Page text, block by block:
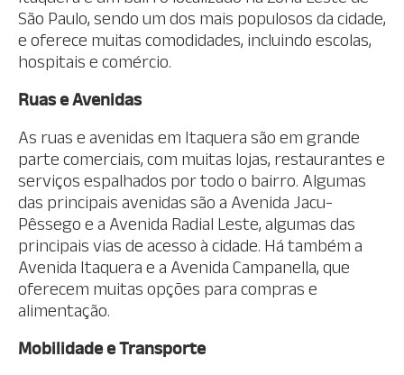
São Paulo, sendo um dos mais populosos da cidade,
e oferece muitas comodidades, incluindo escolas,
hospitais e comércio.
Ruas e Avenidas
As ruas e avenidas em Itaquera são em grande
parte comerciais, com muitas lojas, restaurantes e
serviços espalhados por todo o bairro. Algumas
das principais avenidas são a Avenida Jacu-
Pêssego e a Avenida Radial Leste, algumas das
principais vias de acesso à cidade. Há também a
Avenida Itaquera e a Avenida Campanella, que
oferecem muitas opções para compras e
alimentação.
Mobilidade e Transporte